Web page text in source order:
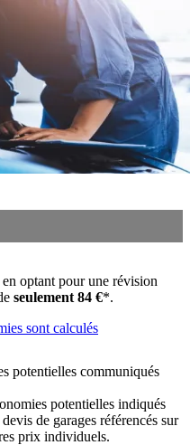
optant pour une révision
seulement 84 €*.
sont calculés
potentielles communiqués
potentielles indiqués
de garages référencés sur
prix individuels.